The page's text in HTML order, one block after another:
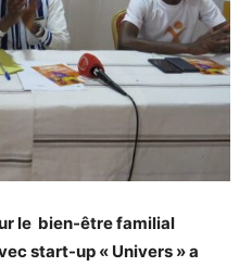
le bien-être familial
start-up « Univers » a